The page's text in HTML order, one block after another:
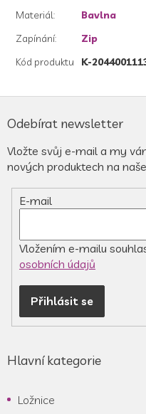
Materiál:
Bavlna
Zapínání:
Zip
Kód produktu
K-
á
a
Odebírat newsletter
Vložte svůj e-mail a my
nových produktech na
E-mail
Vložením e-mailu
osobních údajů
Přihlásit se
Hlavní kategorie
Ložnice